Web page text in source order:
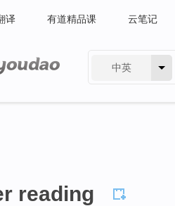
译 有道精品课 云笔记
中英
reading